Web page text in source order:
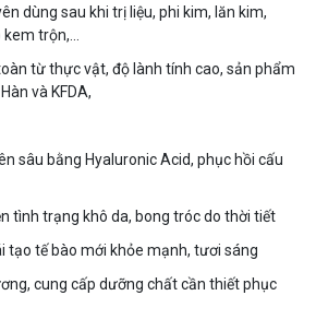
dùng sau khi trị liệu, phi kim, lăn kim,
trộn,…
từ thực vật, độ lành tính cao, sản phẩm
và KFDA,
sâu bằng Hyaluronic Acid, phục hồi cấu
tình trạng khô da, bong tróc do thời tiết
tạo tế bào mới khỏe mạnh, tươi sáng
cung cấp dưỡng chất cần thiết phục